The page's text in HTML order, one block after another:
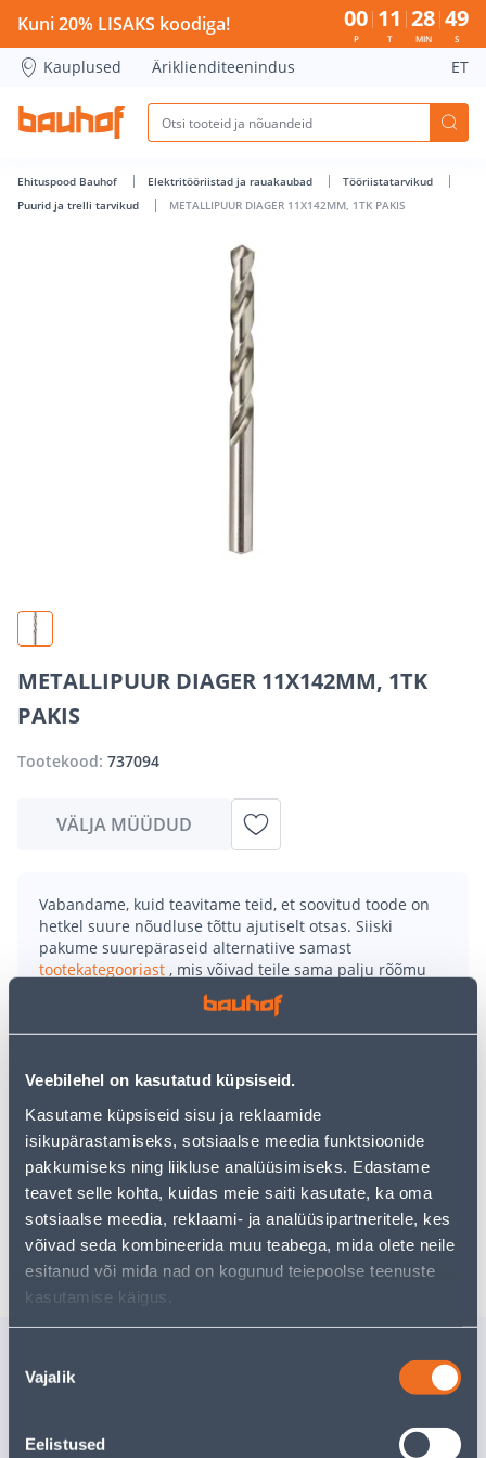
Veebilehel on kasutatud küpsiseid.
Kasutame küpsiseid sisu ja reklaamide
isikupärastamiseks, sotsiaalse meedia funktsioonide
pakkumiseks ning liikluse analüüsimiseks. Edastame
teavet selle kohta, kuidas meie saiti kasutate, ka oma
sotsiaalse meedia, reklaami- ja analüüsipartneritele, kes
võivad seda kombineerida muu teabega, mida olete neile
esitanud või mida nad on kogunud teiepoolse teenuste
kasutamise käigus.
valik
Vajalik
Eelistused
METALLIPUUR DIAGER 11X142MM, 1TK PAKIS - Bauhof has
Kuni 20% LISAKS koodiga! 00
P
11
T
28
MIN
49
S
Kauplused Äriklienditeenindus ET
Ehituspood Bauhof Elektritööriistad ja rauakaubad
Tööriistatarvikud
Puurid ja trelli tarvikud
METALLIPUUR DIAGER 11X142MM, 1TK PAKIS
METALLIPUUR DIAGER 11X142MM, 1TK
PAKIS
Tootekood: 737094
VÄLJA MÜÜDUD
Vabandame, kuid teavitame teid, et soovitud toode on
hetkel suure nõudluse tõttu ajutiselt otsas. Siiski
pakume suurepäraseid alternatiive samast
tootekategooriast , mis võivad teile sama palju rõõmu
Teie ostlemisrõõm ei pea aga siin lõppema - oma
uurimistööd saate jätkata, naastesavalehelevõi
veelgi meelepärasemad valikuid. Head ostlemist!
• Metallipuur.• Pakis on 1 tk.
• 14-päevane tagastusõigus.
Tarne pole võimalik
10TK
Tarne pole